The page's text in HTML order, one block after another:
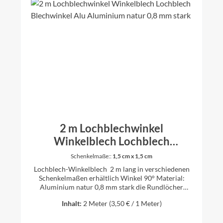
2 m Lochblechwinkel
Winkelblech Lochblech
Blechwinkel Alu Aluminium
natur 0,8 mm stark
Schenkelmaße:: 1,5 cm x 1,5 cm
Lochblech-Winkelblech 2 m lang in verschiedenen
Schenkelmaßen erhältlich Winkel 90° Material:
Aluminium natur 0,8 mm stark die Rundlöcher
8 (Rundlochung in versetzten Reihen) Hinweis: Da
Inhalt: 2 Meter (3,50 € / 1 Meter)